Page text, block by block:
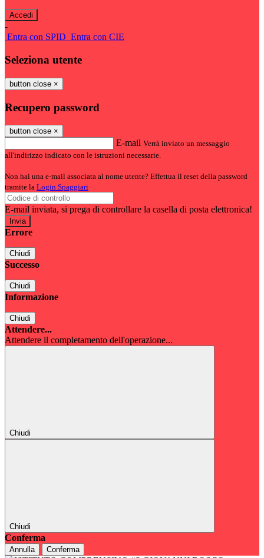
-
Entra con SPID Entra con CIE
Seleziona utente
button close ×
Recupero password
button close ×
E-mail Verrà inviato un messaggio
all'indirizzo indicato con le istruzioni necessarie.
Non hai una e-mail associata al nome utente? Effettua il reset della password
tramite la Login Spaggiari
E-mail inviata, si prega di controllare la casella di posta elettronica!
Errore
Chiudi
Successo
Chiudi
Informazione
Chiudi
Attendere...
Attendere il completamento dell'operazione...
Chiudi
Chiudi
Conferma
Annulla Conferma